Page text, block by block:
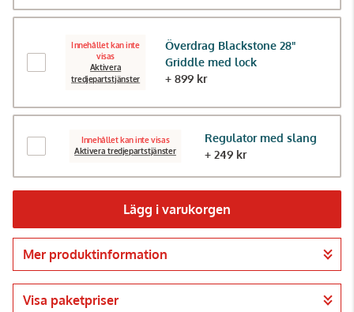
Innehållet kan inte
visas
Aktivera
tredjepartstjänster
Överdrag Blackstone 28"
Griddle med lock
+ 899 kr
Innehållet kan inte visas
Aktivera tredjepartstjänster
Regulator med slang
+ 249 kr
Lägg i varukorgen
Gå till kassan
Mer produktinformation
Visa paketpriser